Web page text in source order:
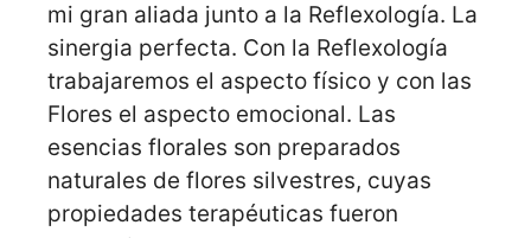
mi gran aliada junto a la Reflexología. La
sinergia perfecta. Con la Reflexología
trabajaremos el aspecto físico y con las
Flores el aspecto emocional. Las
esencias florales son preparados
naturales de flores silvestres, cuyas
propiedades terapéuticas fueron